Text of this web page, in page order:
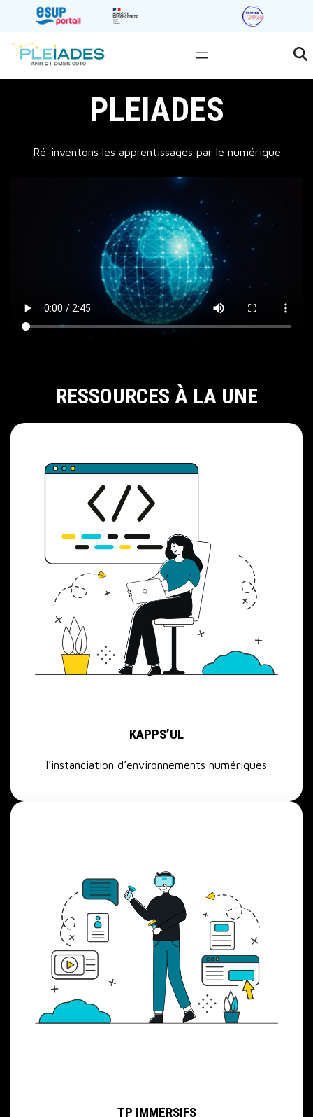
contenu
PLEIADES
Ré-inventons les apprentissages par le numérique
RESSOURCES À LA UNE
KAPPS’UL
l’instanciation d’environnements numériques
TP IMMERSIFS